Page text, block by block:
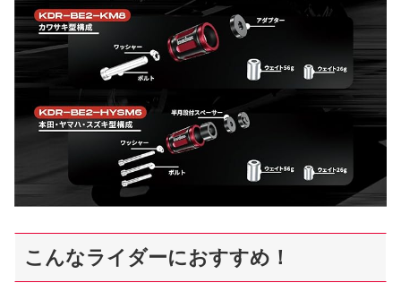
こんなライダーにおすすめ！